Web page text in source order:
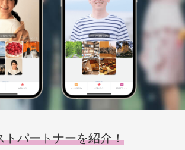
トパートナーを紹介！